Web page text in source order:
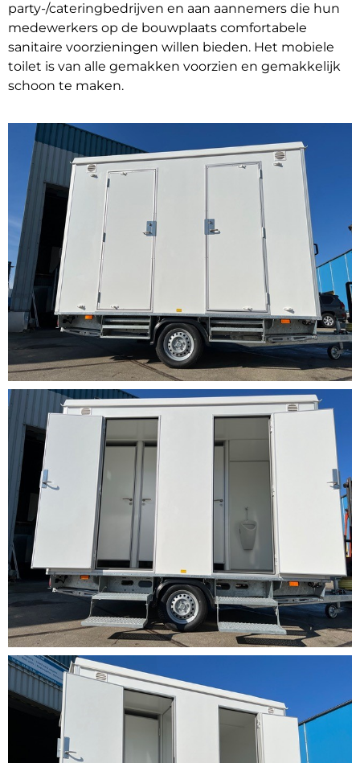
party-/cateringbedrijven en aan aannemers die hun
medewerkers op de bouwplaats comfortabele
sanitaire voorzieningen willen bieden. Het mobiele
toilet is van alle gemakken voorzien en gemakkelijk
schoon te maken.